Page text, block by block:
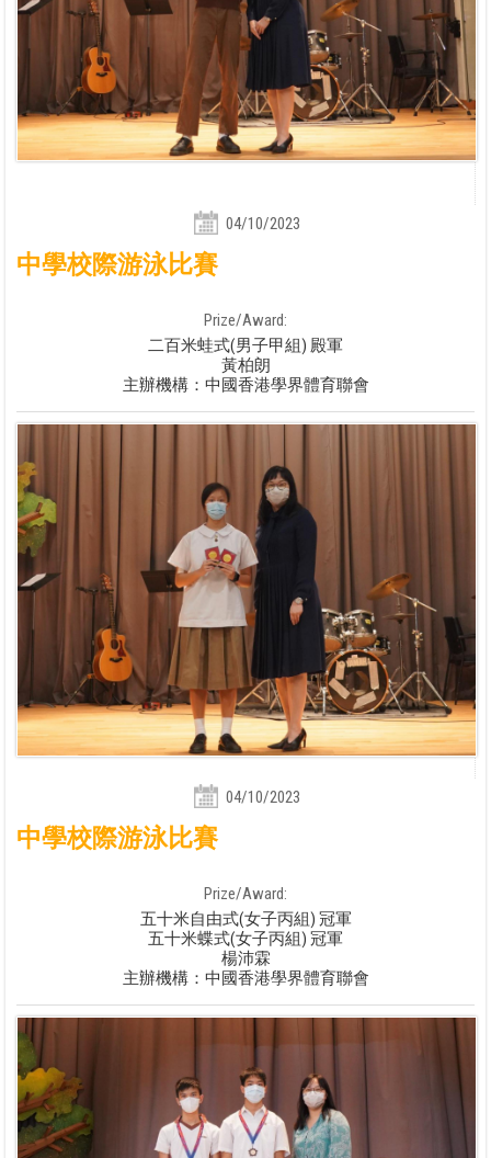
04/10/2023
中學校際游泳比賽
Prize/Award:
二百米蛙式(男子甲組) 殿軍
黃柏朗
主辦機構：中國香港學界體育聯會
04/10/2023
中學校際游泳比賽
Prize/Award:
五十米自由式(女子丙組) 冠軍
五十米蝶式(女子丙組) 冠軍
楊沛霖
主辦機構：中國香港學界體育聯會